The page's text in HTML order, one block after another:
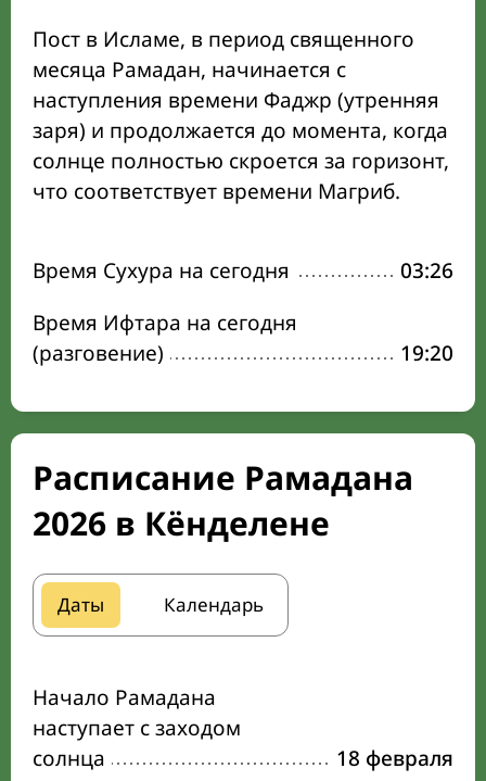
Пост в Исламе, в период священного
месяца Рамадан, начинается с
наступления времени Фаджр (утренняя
заря) и продолжается до момента, когда
солнце полностью скроется за горизонт,
что соответствует времени Магриб.
Время Сухура на сегодня
03:26
Время Ифтара на сегодня
(разговение)
19:20
Расписание Рамадана
2026 в Кёнделене
Даты Календарь
Начало Рамадана
наступает с заходом
солнца
18 февраля